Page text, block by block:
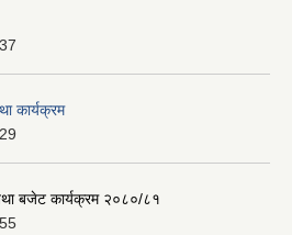
कार्यक्रम
तथा बजेट कार्यक्रम २०८०/८१